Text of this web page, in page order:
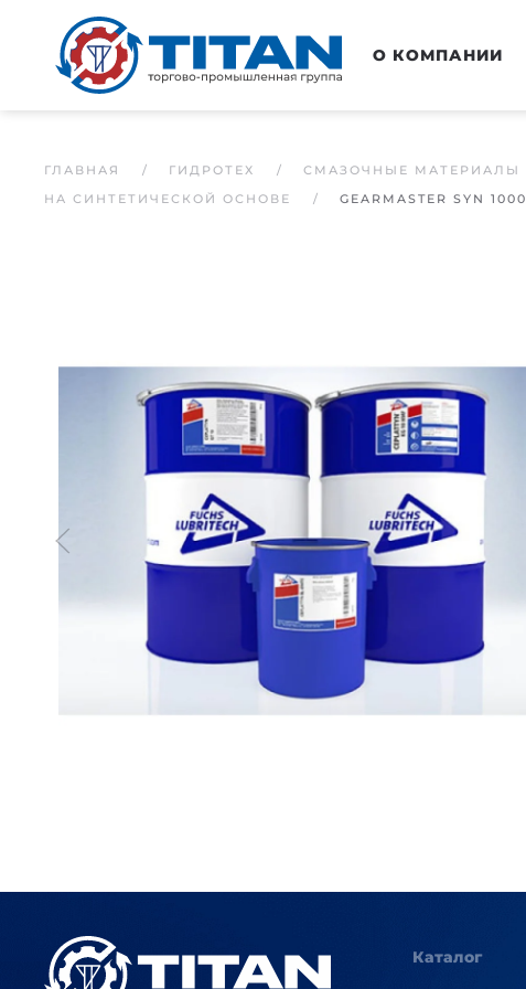
Перейти к основному содержанию О КОМПАНИИ
ГЛАВНАЯ ГИДРОТЕХ СМАЗОЧНЫЕ МАТЕРИАЛЫ
НА СИНТЕТИЧЕСКОЙ ОСНОВЕ
GEARMASTER SYN 1000
Каталог